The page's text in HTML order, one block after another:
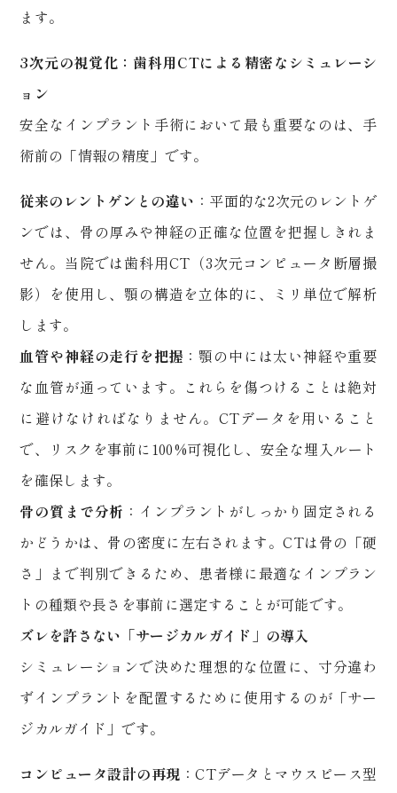
ます。
3次元の視覚化：歯科用CTによる精密なシミュレーシ
ョン
安全なインプラント手術において最も重要なのは、手
術前の「情報の精度」です。
従来のレントゲンとの違い ：平面的な2次元のレントゲ
ンでは、骨の厚みや神経の正確な位置を把握しきれま
せん。当院では歯科用CT （3次元コンピュータ断層撮
影）を使用し、顎の構造を立体的に、ミリ単位で解析
します。
血管や神経の走行を把握 ：顎の中には太い神経や重要
な血管が通っています。これらを傷つけることは絶対
に避けなければなりません。 CTデータを用いること
で、リスクを事前に100%可視化し、安全な埋入ルート
を確保します。
骨の質まで分析 ：インプラントがしっかり固定される
かどうかは、骨の密度に左右されます。CTは骨の「硬
さ」まで判別できるため、患者様に最適なインプラン
トの種類や長さを事前に選定することが可能です。
ズレを許さない「サージカルガイド」の導入
シミュレーションで決めた理想的な位置に、寸分違わ
ずインプラントを配置するために使用するのが「サー
ジカルガイド」です。
コンピュータ設計の再現 ：CTデータとマウスピース型